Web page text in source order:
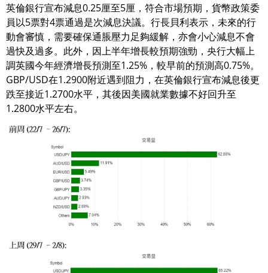
英倫銀行宣布減息0.25厘至5厘，符合市場預期，貨幣政策委
員以5票對4票通過是次減息決議。行長貝利表示，未來的行
動會審慎，需要確保通脹壓力足夠緩解，亦會小心減息不會
過快及過多。此外，因上半年增長較預期強勁，央行大幅上
調英國今年經濟增長預測至1.25%，較早前的預測高0.75%。
GBP/USD在1.2900附近遇到阻力，在英倫銀行宣布減息後更
跌至接近1.2700水平，其後因美國就業數據不好回升至
1.2800水平左右。